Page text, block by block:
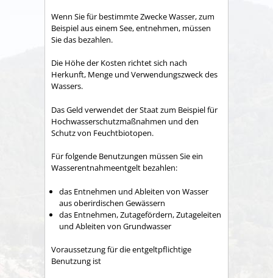
Wenn Sie für bestimmte Zwecke Wasser, zum
Beispiel aus einem See,entnehmen, müssen
Sie das bezahlen.
Die Höhe der Kosten richtet sich nach
Herkunft, Menge und Verwendungszweck des
Wassers.
Das Geld verwendet der Staat zum Beispiel für
Hochwasserschutzmaßnahmen und den
Schutz von Feuchtbiotopen.
Für folgende Benutzungen müssen Sie ein
Wasserentnahmeentgelt bezahlen:
das Entnehmen und Ableiten von Wasser
aus oberirdischen Gewässern
das Entnehmen, Zutagefördern, Zutageleiten
und Ableiten von Grundwasser
Voraussetzung für die entgeltpflichtige
Benutzung ist